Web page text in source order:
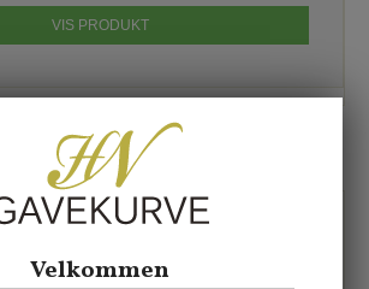
VIS PRODUKT
Velkommen